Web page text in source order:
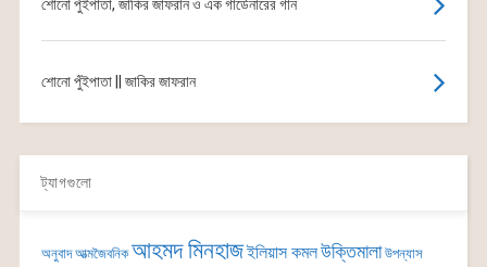
শোনো পুঁইপাতা, জাকির জাফরান ও এক গার্ডেনারের গান
শোনো পুঁইপাতা || জাকির জাফরান
ট্যাগগুলো
অনুবাদ আত্মজৈবনিক আহমদ মিনহাজইলিয়াস কমলউক্তিমালা উপন্যাস